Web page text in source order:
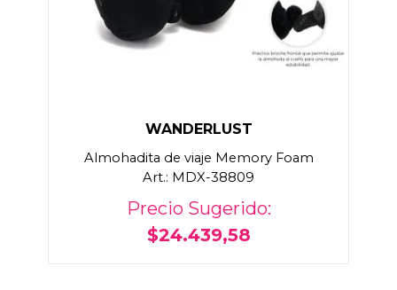
WANDERLUST
Almohadita de viaje Memory Foam
Art.: MDX-38809
Precio Sugerido:
$24.439,58